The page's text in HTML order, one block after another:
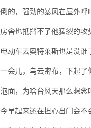
的，强劲的暴风在屋外呼
舍也抵挡不了他猛裂的攻
动车去奥特莱斯也是没谁
会儿，乌云密布，下起了
面，为啥台风天那么想念
早起来还在担心出门会不